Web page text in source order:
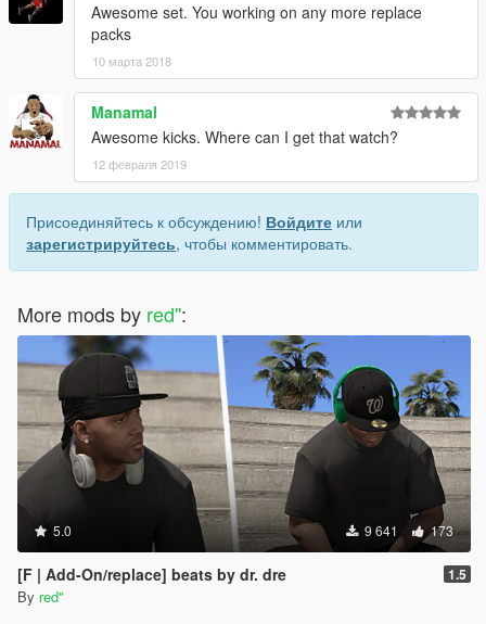
Awesome set. You working on any more replace
packs
10 марта 2018
Manamal
Awesome kicks. Where can I get that watch?
12 февраля 2019
Присоединяйтесь к обсуждению! Войдите или
зарегистрируйтесь, чтобы комментировать.
More mods by red'':
5.0 9 641 173
[F | Add-On/replace] beats by dr. dre 1.5
By red''